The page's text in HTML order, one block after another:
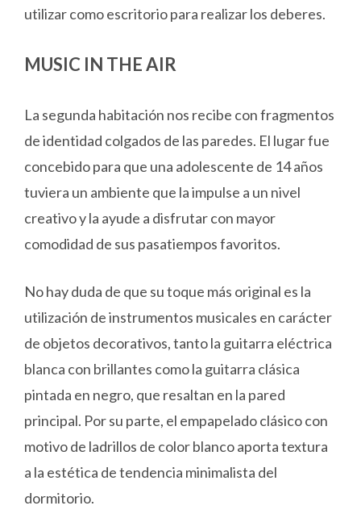
utilizar como escritorio para realizar los deberes.
MUSIC IN THE AIR
La segunda habitación nos recibe con fragmentos
de identidad colgados de las paredes. El lugar fue
concebido para que una adolescente de 14 años
tuviera un ambiente que la impulse a un nivel
creativo y la ayude a disfrutar con mayor
comodidad de sus pasatiempos favoritos.
No hay duda de que su toque más original es la
utilización de instrumentos musicales en carácter
de objetos decorativos, tanto la guitarra eléctrica
blanca con brillantes como la guitarra clásica
pintada en negro, que resaltan en la pared
principal. Por su parte, el empapelado clásico con
motivo de ladrillos de color blanco aporta textura
a la estética de tendencia minimalista del
dormitorio.